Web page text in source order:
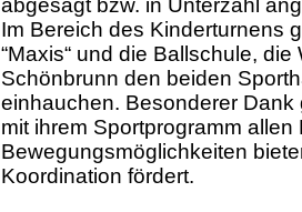
abgesagt bzw. in Unterzahl
Im Bereich des Kinderturnens
“Maxis“ und die Ballschule,
Schönbrunn den beiden
einhauchen. Besonderer
mit ihrem Sportprogramm
Bewegungsmöglichkeiten
Koordination fördert.